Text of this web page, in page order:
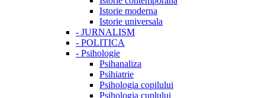
Istorie moderna
Istorie universala
- JURNALISM
- POLITICA
- Psihologie
Psihanaliza
Psihiatrie
Psihologia copilului
Psihologia cuplului